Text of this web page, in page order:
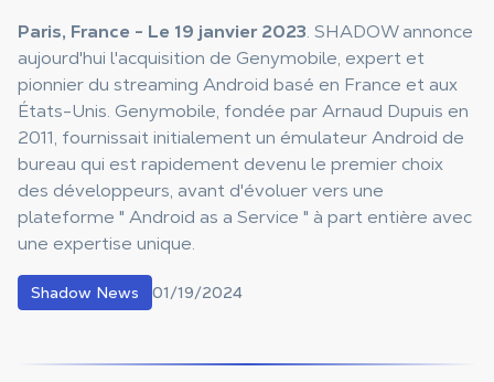
Paris, France - Le 19 janvier 2023. SHADOW annonce
aujourd'hui l'acquisition de Genymobile, expert et
pionnier du streaming Android basé en France et aux
États-Unis. Genymobile, fondée par Arnaud Dupuis en
2011, fournissait initialement un émulateur Android de
bureau qui est rapidement devenu le premier choix
des développeurs, avant d'évoluer vers une
plateforme " Android as a Service " à part entière avec
une expertise unique.
Shadow News 01/19/2024